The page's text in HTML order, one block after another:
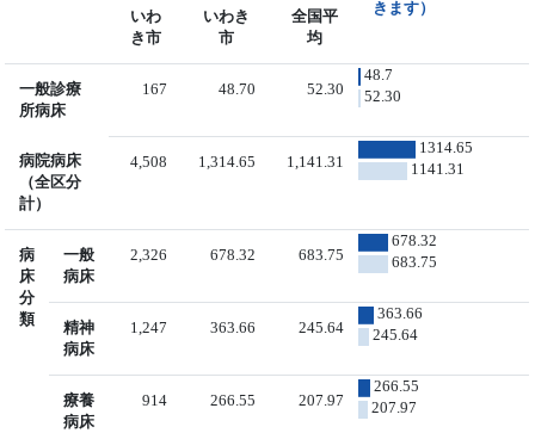
きます）
いわ
き市
いわき
市
全国平
均
一般診療
所病床
167 48.70 52.30
48.7
52.30
病院病床
（全区分
計）
4,508 1,314.65 1,141.31
1314.65
1141.31
病
床
分
類
一般
病床
2,326 678.32 683.75
678.32
683.75
精神
病床
1,247 363.66 245.64
363.66
245.64
療養
病床
914 266.55 207.97
266.55
207.97